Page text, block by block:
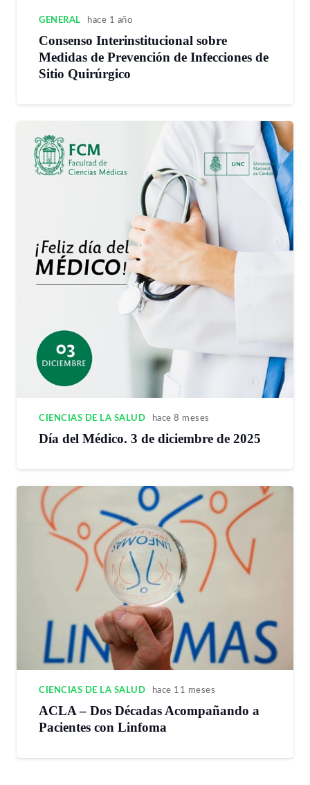
GENERAL hace 1 año
Consenso Interinstitucional sobre
Medidas de Prevención de Infecciones de
Sitio Quirúrgico
CIENCIAS DE LA SALUD hace 8 meses
Día del Médico. 3 de diciembre de 2025
CIENCIAS DE LA SALUD hace 11 meses
ACLA – Dos Décadas Acompañando a
Pacientes con Linfoma